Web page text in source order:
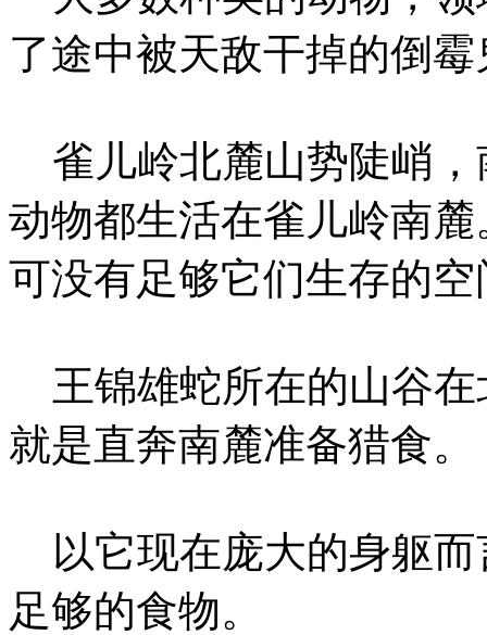
了途中被天敌干掉的倒
雀儿岭北麓山势陡峭，
动物都生活在雀儿岭南
可没有足够它们生存的空
王锦雄蛇所在的山谷在
就是直奔南麓准备猎食。
以它现在庞大的身躯而
足够的食物。